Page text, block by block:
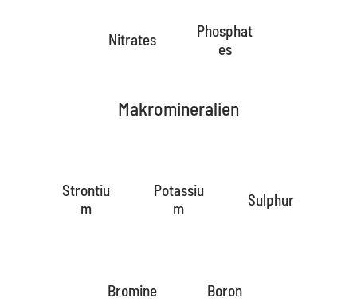
Nitrates
Phosphat
es
Makromineralien
Strontiu
m
Potassiu
m
Sulphur
Bromine Boron